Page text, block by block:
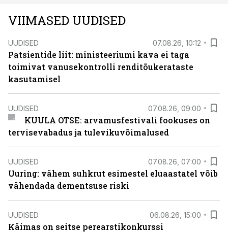
VIIMASED UUDISED
UUDISED 07.08.26, 10:12
Patsientide liit: ministeeriumi kava ei taga
toimivat vanusekontrolli renditõukerataste
kasutamisel
UUDISED 07.08.26, 09:00
KUULA OTSE: arvamusfestivali fookuses on
tervisevabadus ja tulevikuvõimalused
UUDISED 07.08.26, 07:00
Uuring: vähem suhkrut esimestel eluaastatel võib
vähendada dementsuse riski
UUDISED 06.08.26, 15:00
Käimas on seitse perearstikonkurssi